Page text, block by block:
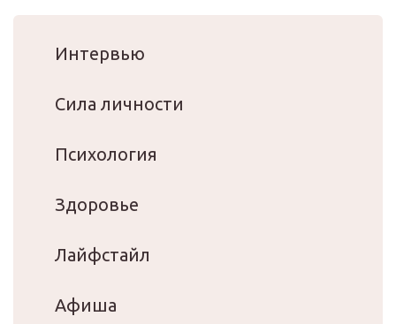
Интервью
Сила личности
Психология
Здоровье
Лайфстайл
Афиша